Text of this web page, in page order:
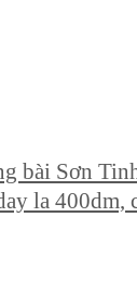
bài Sơn
la 400dm,